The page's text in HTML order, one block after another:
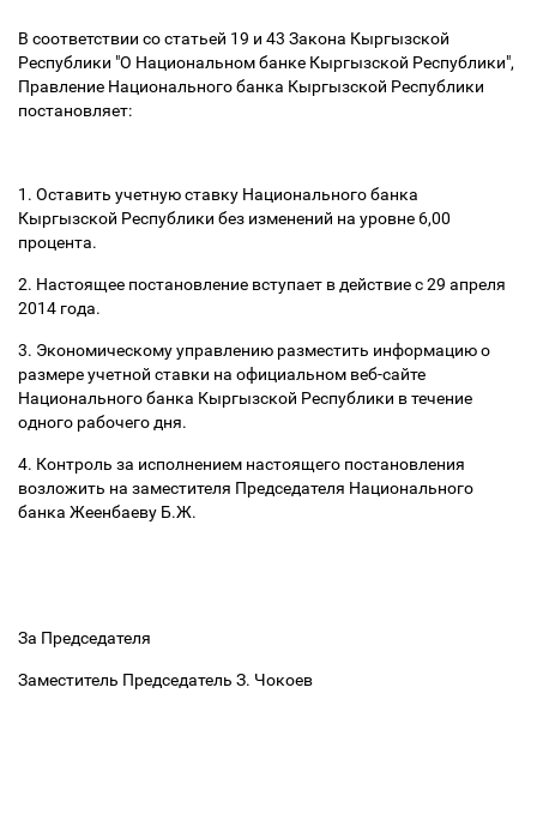
В соответствии со статьей 19 и 43 Закона Кыргызской
Республики "О Национальном банке Кыргызской Республики",
Правление Национального банка Кыргызской Республики
постановляет:
1. Оставить учетную ставку Национального банка
Кыргызской Республики без изменений на уровне 6,00
процента.
2. Настоящее постановление вступает в действие с 29 апреля
2014 года.
3. Экономическому управлению разместить информацию о
размере учетной ставки на официальном веб-сайте
Национального банка Кыргызской Республики в течение
одного рабочего дня.
4. Контроль за исполнением настоящего постановления
возложить на заместителя Председателя Национального
банка Жеенбаеву Б.Ж.
За Председателя
Заместитель Председатель З. Чокоев